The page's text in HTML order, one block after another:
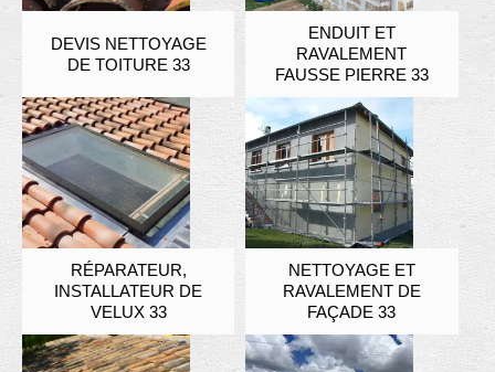
DEVIS NETTOYAGE
DE TOITURE 33
ENDUIT ET
RAVALEMENT
FAUSSE PIERRE 33
RÉPARATEUR,
INSTALLATEUR DE
VELUX 33
NETTOYAGE ET
RAVALEMENT DE
FAÇADE 33